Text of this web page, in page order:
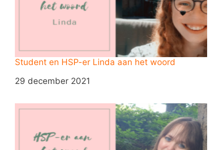
Student en HSP-er Linda aan het woord
Datum
29 december 2021